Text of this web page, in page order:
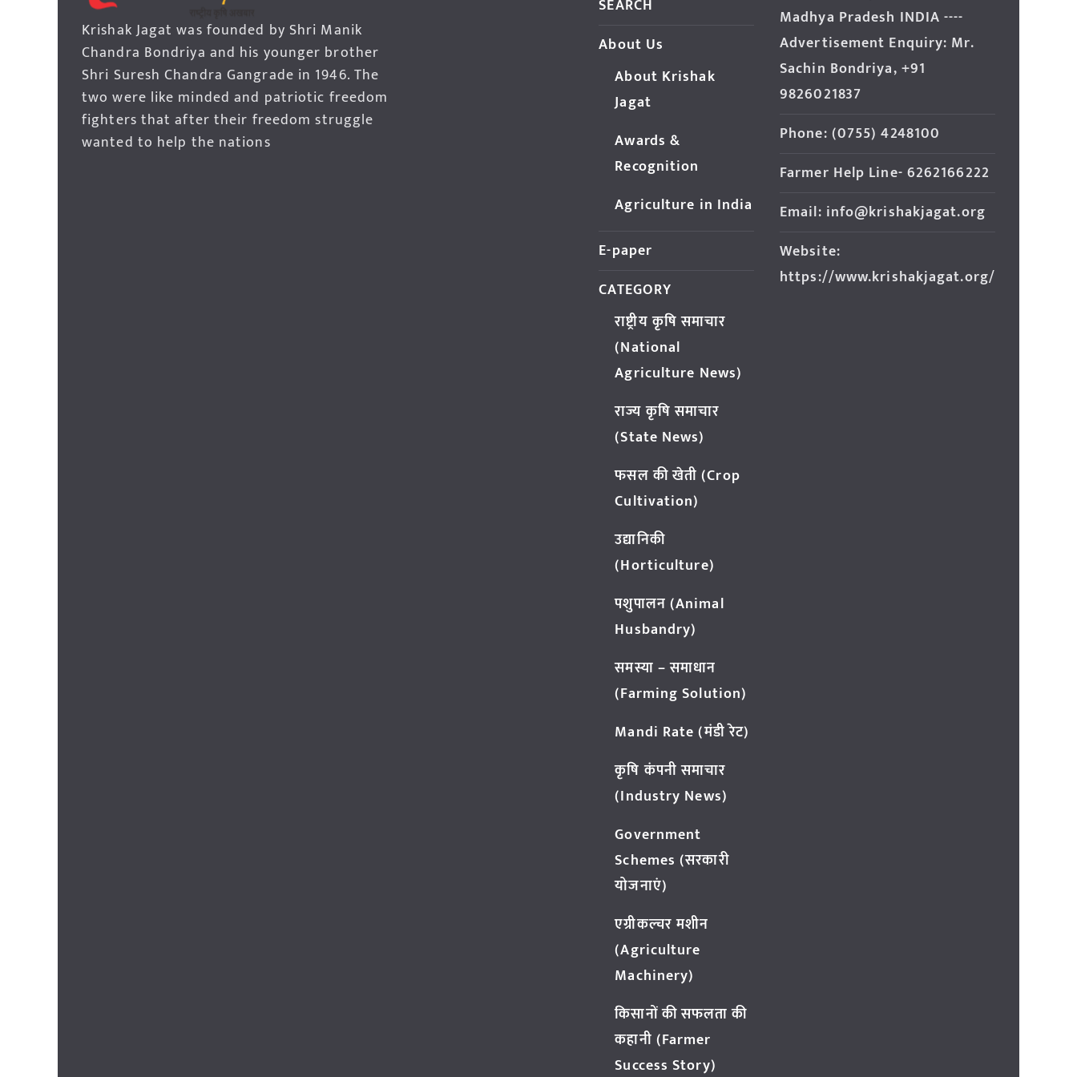
Krishak Jagat was founded by Shri Manik
Chandra Bondriya and his younger brother
Shri Suresh Chandra Gangrade in 1946. The
two were like minded and patriotic freedom
fighters that after their freedom struggle
wanted to help the nations
SEARCH
About Us
About Krishak
Jagat
Awards &
Recognition
Agriculture in India
E-paper
CATEGORY
राष्ट्रीय कृषि समाचार
(National
Agriculture News)
राज्य कृषि समाचार
(State News)
फसल की खेती (Crop
Cultivation)
उद्यानिकी
(Horticulture)
पशुपालन (Animal
Husbandry)
समस्या – समाधान
(Farming Solution)
Mandi Rate (मंडी रेट)
कृषि कंपनी समाचार
(Industry News)
Government
Schemes (सरकारी
योजनाएं)
एग्रीकल्चर मशीन
(Agriculture
Machinery)
किसानों की सफलता की
कहानी (Farmer
Success Story)
Madhya Pradesh INDIA ----
Advertisement Enquiry: Mr.
Sachin Bondriya, +91
9826021837
Phone: (0755) 4248100
Farmer Help Line- 6262166222
Email: info@krishakjagat.org
Website:
https://www.krishakjagat.org/